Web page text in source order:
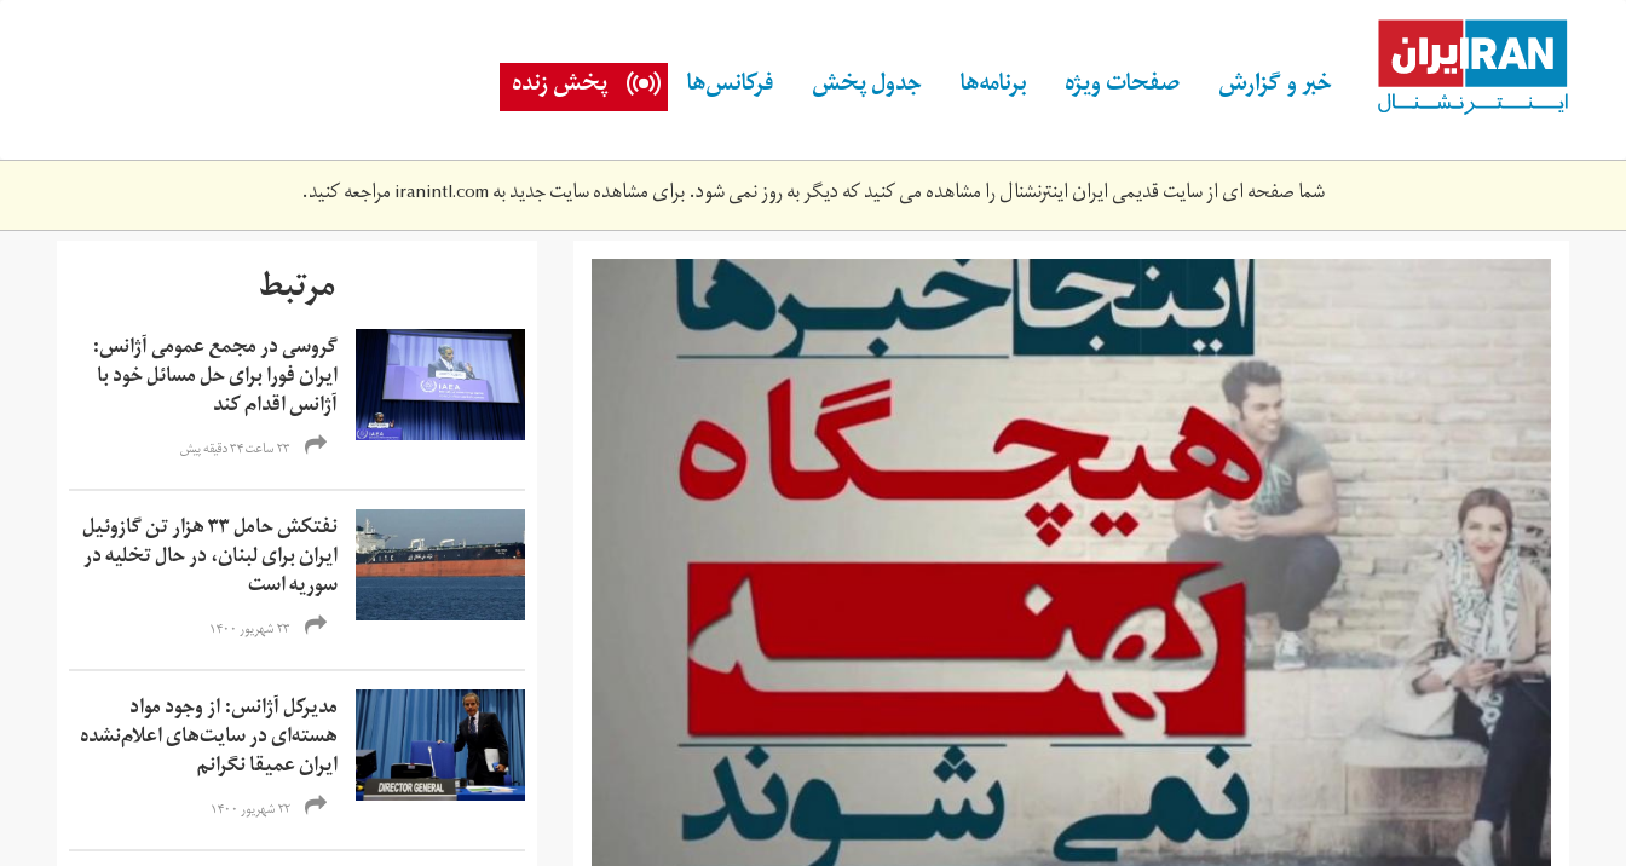
content خبر و گزارش صفحات ویژه برنامه‌ها جدول پخش فرکانس‌ها پخش زنده
شما صفحه ای از سایت قدیمی ایران اینترنشنال را مشاهده می کنید که دیگر به روز نمی شود. برای مشاهده سایت جدید بهiranintl.comمراجعه کنید.
shortnews2_2.jpg مرتبط
گروسی در مجمع عمومی آژانس:
ایران فورا برای حل مسائل خود با
آژانس اقدام کند
۲۳ ساعت ۳۴ دقیقه پیش
نفتکش حامل ۳۳ هزار تن گازوئیل
ایران برای لبنان، در حال تخلیه در
سوریه است
۲۳ شهریور ۱۴۰۰
مدیرکل آژانس: از وجود مواد
هسته‌ای در سایت‌های اعلام‌نشده
ایران عمیقا نگرانم
۲۲ شهریور ۱۴۰۰